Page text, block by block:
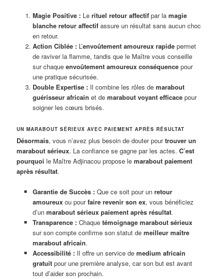
Magie Positive :Le rituel retour affectifpar la magie
blanche retour affectifassure un résultat sans aucun choc
en retour.
Action Ciblée :L’envoûtement amoureux rapidepermet
de raviver la flamme, tandis que le Maître vous conseille
sur chaque envoûtement amoureux conséquencepour
une pratique sécurisée.
Double Expertise :Il combine les rôles de marabout
guérisseur africain et de marabout voyant efficacepour
soigner les cœurs brisés.
UN MARABOUT SÉRIEUX AVEC PAIEMENT APRÈS RÉSULTAT
Désormais, vous n’avez plus besoin de douter pourtrouver un
marabout sérieux. La confiance se gagne par les actes.C’est
pourquoi le Maître Adjinacou propose lemarabout paiement
après résultat.
Garantie de Succès :Que ce soit pour un retour
amoureuxou pourfaire revenir son ex, vous bénéficiez
d’un marabout sérieux paiement après résultat.
Transparence :Chaque témoignage marabout sérieux
sur son compte confirme son statut de meilleur maître
marabout africain.
Accessibilité :Il offre un service de medium africain
gratuitpour une première analyse, car son but est avant
tout d’aider son prochain.